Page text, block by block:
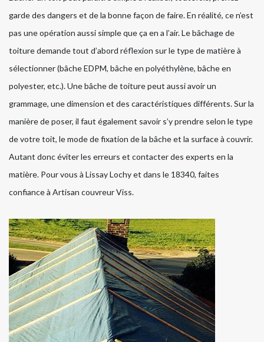
garde des dangers et de la bonne façon de faire. En réalité, ce n’est
pas une opération aussi simple que ça en a l’air. Le bâchage de
toiture demande tout d’abord réflexion sur le type de matière à
sélectionner (bâche EDPM, bâche en polyéthylène, bâche en
polyester, etc.). Une bâche de toiture peut aussi avoir un
grammage, une dimension et des caractéristiques différents. Sur la
manière de poser, il faut également savoir s’y prendre selon le type
de votre toit, le mode de fixation de la bâche et la surface à couvrir.
Autant donc éviter les erreurs et contacter des experts en la
matière. Pour vous à Lissay Lochy et dans le 18340, faites
confiance à Artisan couvreur Viss.